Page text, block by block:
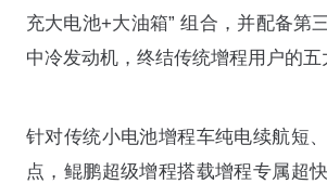
充大电池+大油箱” 组合，并配备第
中冷发动机，终结传统增程用户的五
针对传统小电池增程车纯电续航短
点，鲲鹏超级增程搭载增程专属超